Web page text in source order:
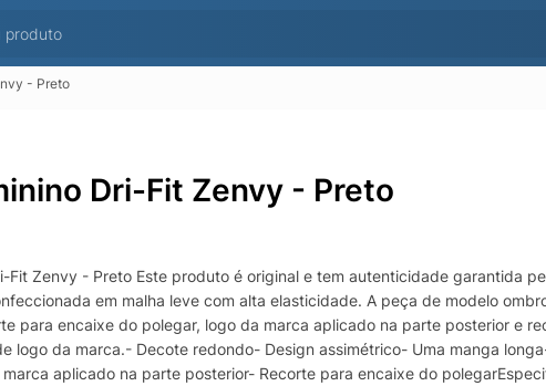
- Preto
Dri-Fit Zenvy - Preto
Fit Zenvy - Preto Este produto é original e tem autenticidade garantida
em malha leve com alta elasticidade. A peça de modelo
para encaixe do polegar, logo da marca aplicado na parte posterior e
logo da marca.- Decote redondo- Design assimétrico- Uma manga
aplicado na parte posterior- Recorte para encaixe do